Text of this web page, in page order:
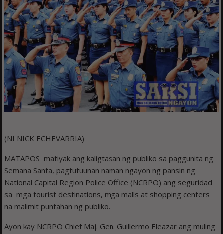
(NI NICK ECHEVARRIA)
MATAPOS matiyak ang kaligtasan ng publiko sa paggunita ng
Semana Santa, pagtutuunan naman ngayon ng pansin ng
National Capital Region Police Office (NCRPO) ang seguridad
sa mga tourist destinations, mga malls at shopping centers
na malimit puntahan ng publiko.
Ayon kay NCRPO Chief Maj. Gen. Guillermo Eleazar ang muling